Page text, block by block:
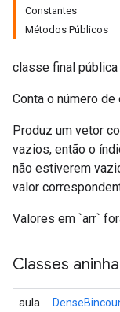
Constantes
Métodos Públicos
classe final pública
Conta o número
Produz um vetor
vazios, então o
não estiverem
valor
Valores em `arr`
Classes
aula